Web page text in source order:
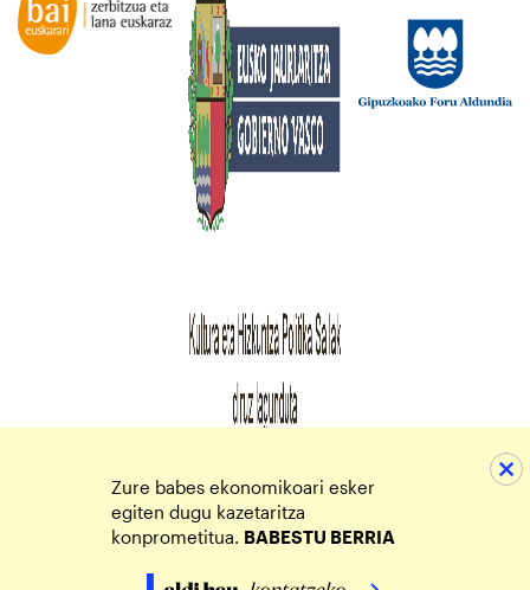
Zure babes ekonomikoari esker
egiten dugu kazetaritza
konprometitua. BABESTU BERRIA